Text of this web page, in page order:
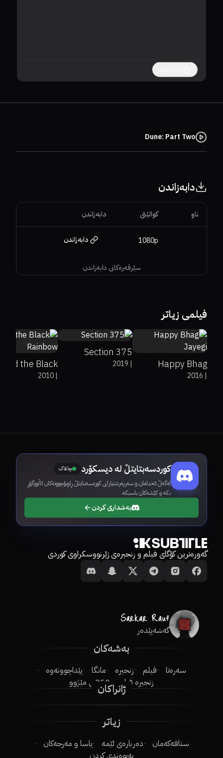
Dune: Part Two
دابەزاندن
سێرڤەرەکانی دابەزاندن
ناو کوالێتی دابەزاندن
1080p دابەزاندن
فیلمی زیاتر
6.4
83%
Happy Bhag
Jayegi|
2016
Section 375
|
2019
the Black
Rainbow|
2010
کوردسەبتایتڵ لە دیسکۆرد چالاک
لەگەڵ ئەندامان و سەرپەرشتیارانی کوردسەبتایتڵ ڕاوبۆچوونەکان ئاڵووگۆڕ
بکە و کێشەکان باسبکە.
بەشداری کردن
گەورەترین کۆگای فیلم و زنجیرەی ژێرنووسکراوی کوردی
گەشەپێدەر
بەشەکان
سەرەتا فیلم زنجیرە مانگا
پێداچوونەوە
زنجیرە فیلم
250ـی مێژوو
ژانراکان
زیاتر
ستافەکەمان دەربارەی ئێمە
یاسا و مەرجەکان
پەیوەندی کردن